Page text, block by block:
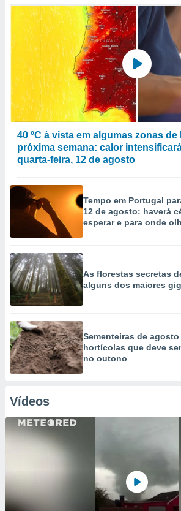
40 ºC à vista em algumas zonas
próxima semana: calor
quarta-feira, 12 de agosto
Tempo em Portugal
12 de agosto: haverá
esperar e para onde
As florestas secretas
alguns dos maiores
Sementeiras de
hortícolas que deve
no outono
Vídeos